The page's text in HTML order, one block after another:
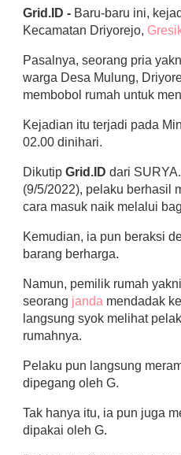
Grid.ID - Baru-baru ini,
Kecamatan Driyorejo,
Pasalnya, seorang pria
warga Desa Mulung,
membobol rumah untuk
Kejadian itu terjadi pada
02.00 dinihari.
DikutipGrid.ID dari
(9/5/2022), pelaku berhasil
cara masuk naik melalui
Kemudian, ia pun beraksi
barang berharga.
Namun, pemilik rumah
seorang janda mendadak
langsung syok melihat
rumahnya.
Pelaku pun langsung
dipegang oleh G.
Tak hanya itu, ia pun juga
dipakai oleh G.